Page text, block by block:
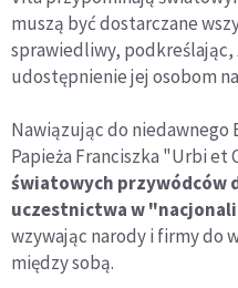
muszą być dostarczane
sprawiedliwy,
udostępnienie jej osobom
Nawiązując do niedawnego
Papieża Franciszka "Urbi et
światowych przywódców
uczestnictwa w
wzywając narody i firmy do
między sobą.